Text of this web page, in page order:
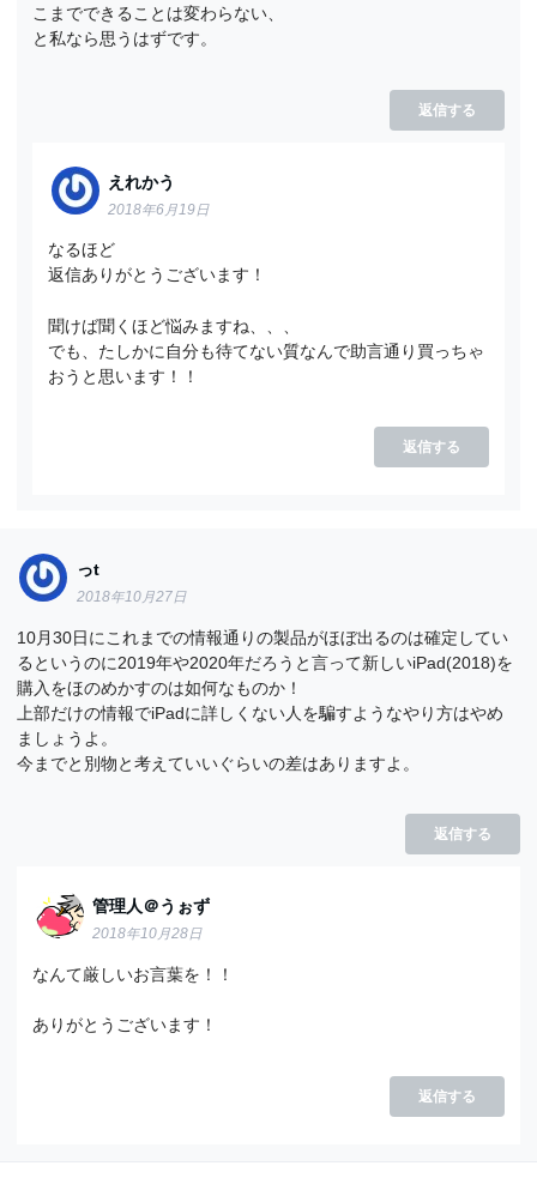
こまでできることは変わらない、
と私なら思うはずです。
返信する
えれかう
2018年6月19日
なるほど
返信ありがとうございます！
聞けば聞くほど悩みますね、、、
でも、たしかに自分も待てない質なんで助言通り買っちゃ
おうと思います！！
返信する
っt
2018年10月27日
10月30日にこれまでの情報通りの製品がほぼ出るのは確定してい
るというのに2019年や2020年だろうと言って新しいiPad(2018)を
購入をほのめかすのは如何なものか！
上部だけの情報でiPadに詳しくない人を騙すようなやり方はやめ
ましょうよ。
今までと別物と考えていいぐらいの差はありますよ。
返信する
管理人＠うぉず
2018年10月28日
なんて厳しいお言葉を！！
ありがとうございます！
返信する